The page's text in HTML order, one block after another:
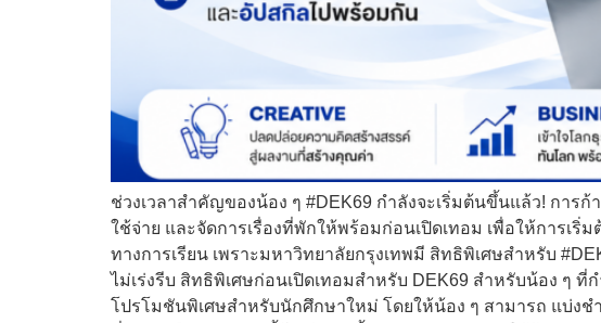
ช่วงเวลาสำคัญของน้อง ๆ #DEK69 กำลังจะเริ่มต้นขึ้นแล้ว! การ
ใช้จ่าย และจัดการเรื่องที่พักให้พร้อมก่อนเปิดเทอม เพื่อให้การเ
ทางการเรียน เพราะมหาวิทยาลัยกรุงเทพมี สิทธิพิเศษสำหรับ
ไม่เร่งรีบ สิทธิพิเศษก่อนเปิดเทอมสำหรับ DEK69 สำหรับน้อง ๆ
โปรโมชันพิเศษสำหรับนักศึกษาใหม่ โดยให้น้อง ๆ สามารถ แบ่งช